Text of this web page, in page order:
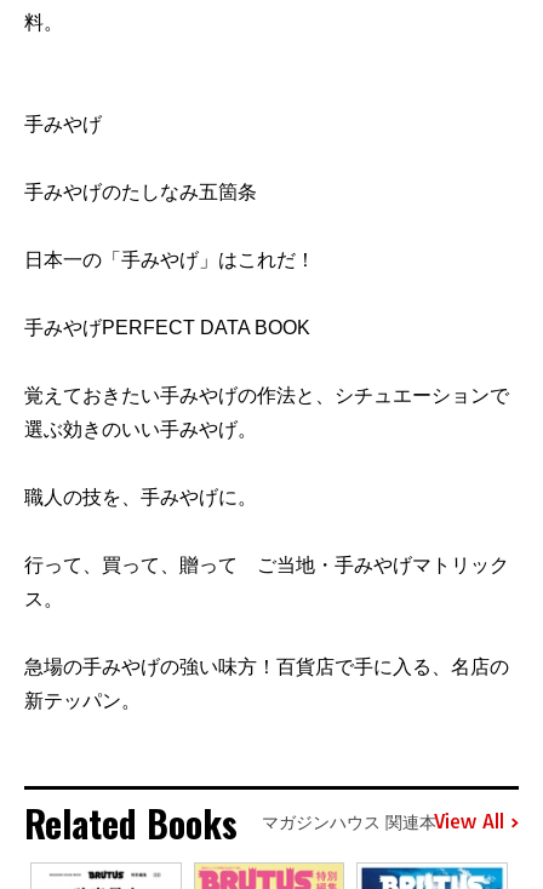
料。
手みやげ
手みやげのたしなみ五箇条
日本一の「手みやげ」はこれだ！
手みやげPERFECT DATA BOOK
覚えておきたい手みやげの作法と、シチュエーションで
選ぶ効きのいい手みやげ。
職人の技を、手みやげに。
行って、買って、贈って ご当地・手みやげマトリック
ス。
急場の手みやげの強い味方！百貨店で手に入る、名店の
新テッパン。
Related Books マガジンハウス 関連本View All